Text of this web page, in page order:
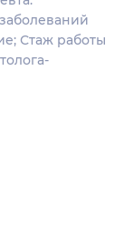
Стаж работы